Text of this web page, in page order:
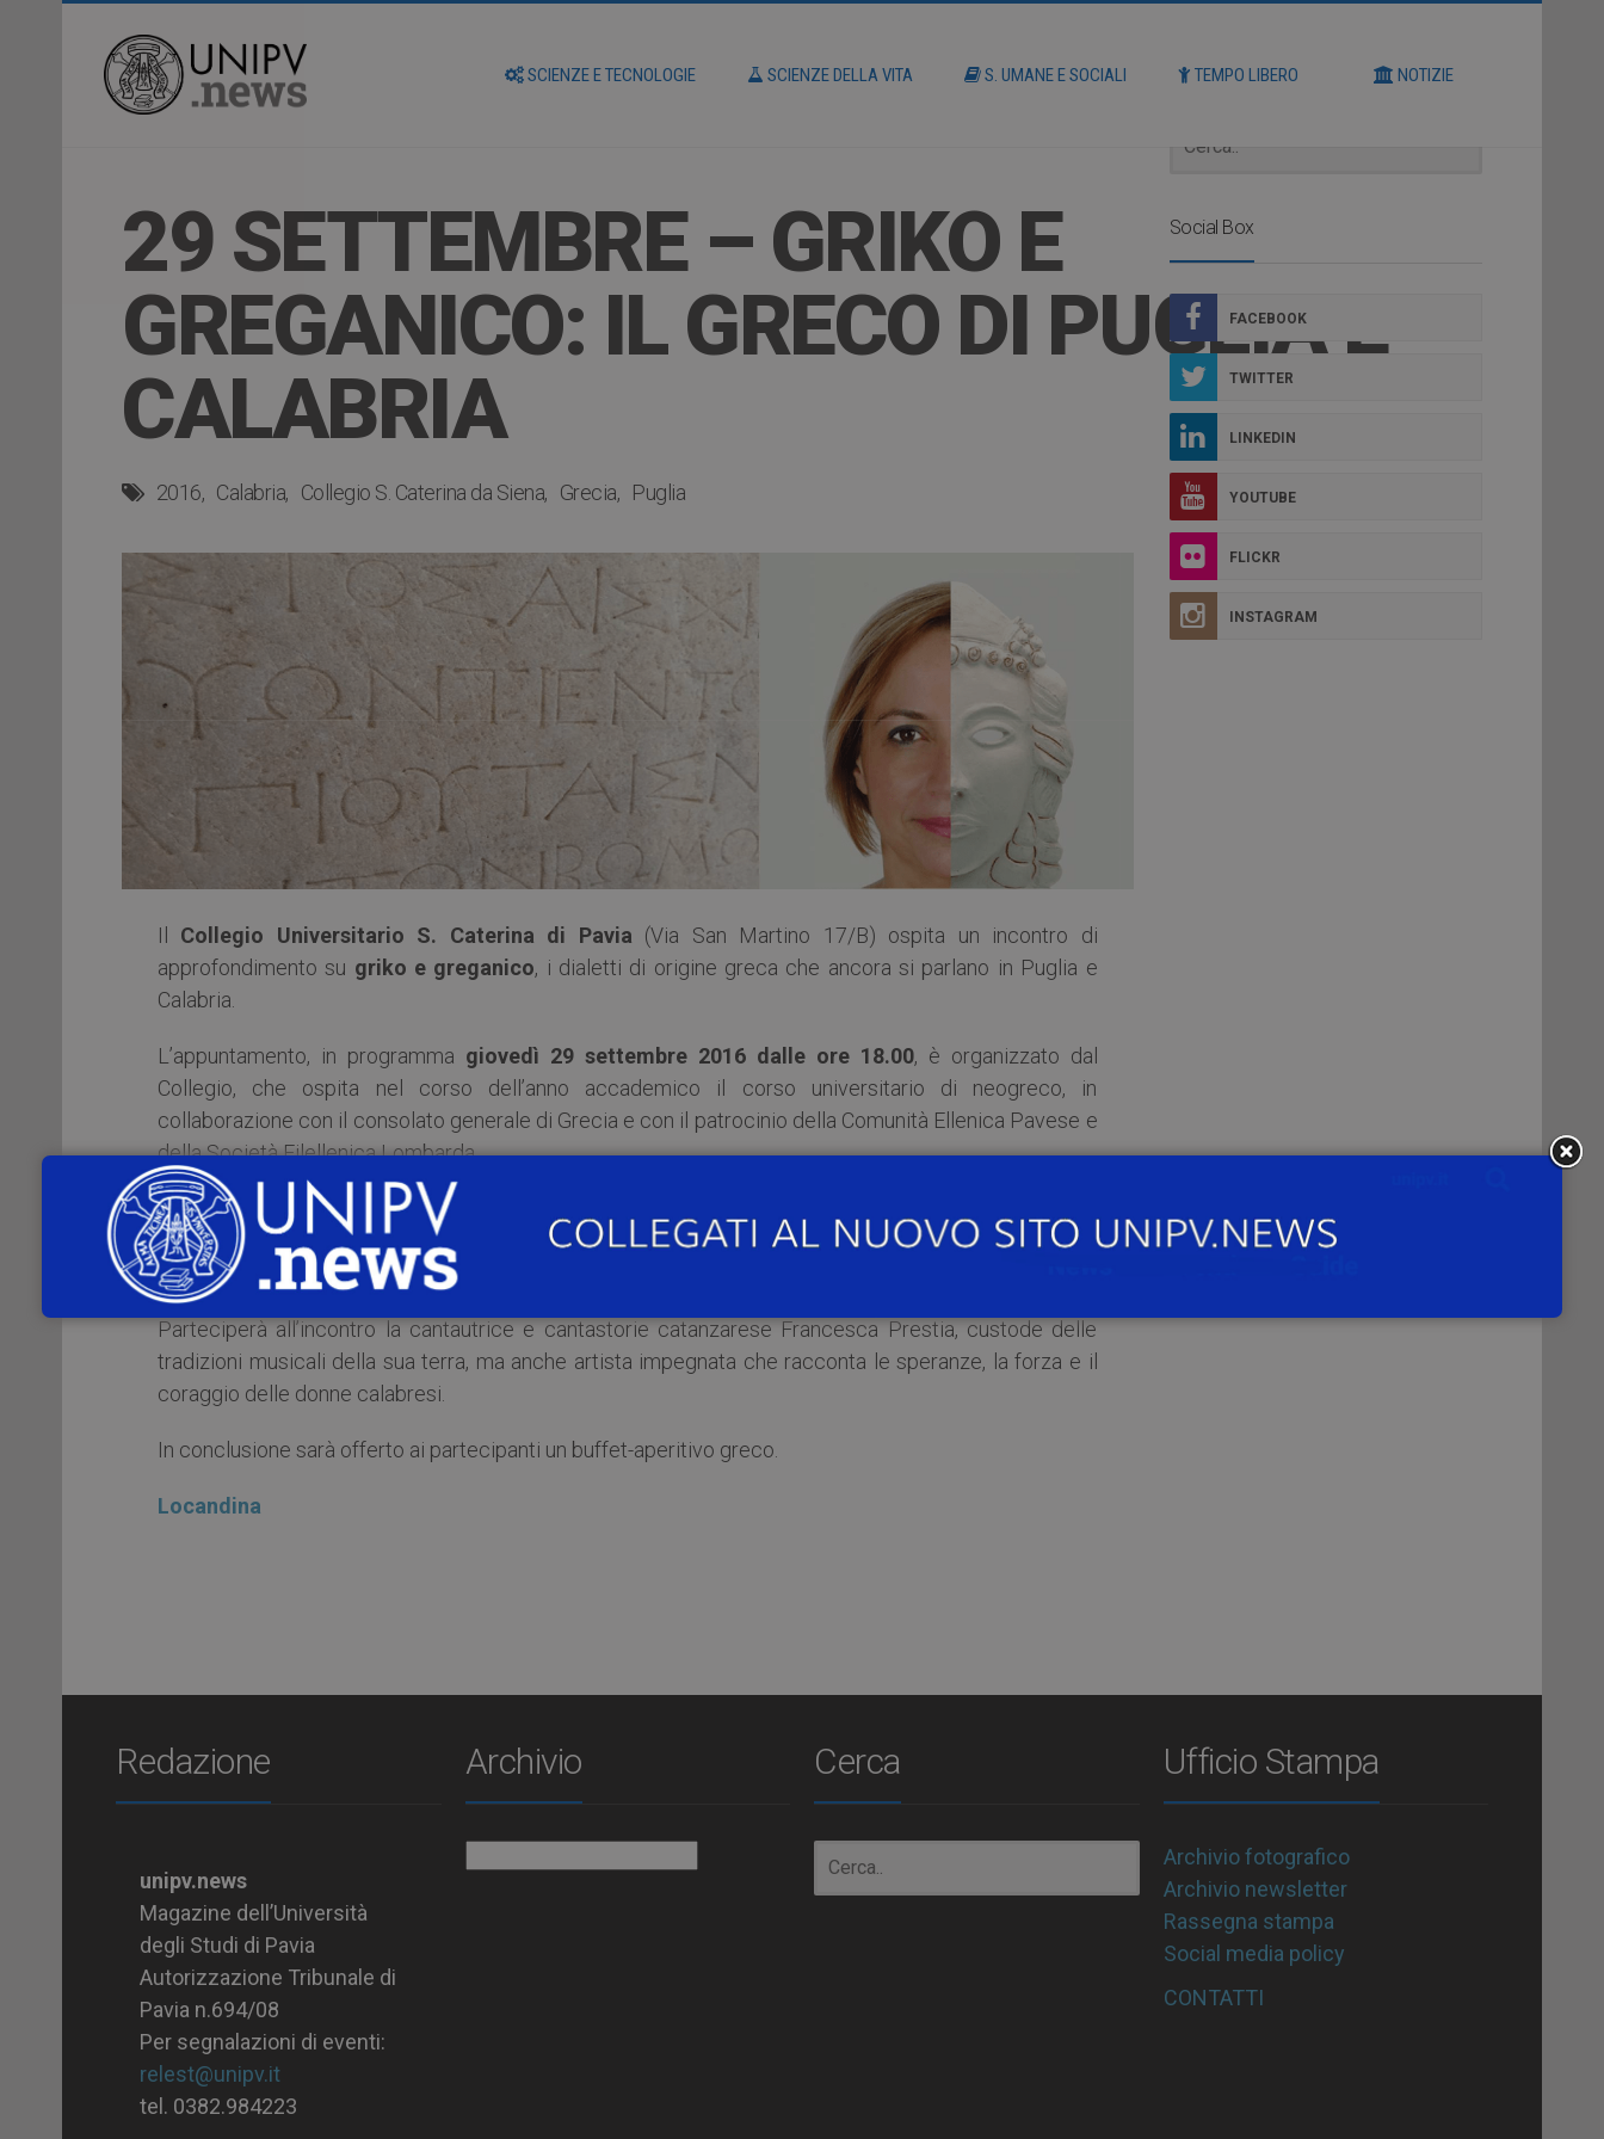
SCIENZE E TECNOLOGIE SCIENZE DELLA VITA S. UMANE E SOCIALI TEMPO LIBERO NOTIZIE
29 SETTEMBRE – GRIKO E
GREGANICO: IL GRECO DI PUGLIA E
CALABRIA
2016 Calabria Collegio S. Caterina da Siena Grecia Puglia
Il Collegio Universitario S. Caterina di Pavia (Via San Martino 17/B) ospita un incontro di
approfondimento su griko e greganico, i dialetti di origine greca che ancora si parlano in Puglia e
Calabria.
L’appuntamento, in programma giovedì 29 settembre 2016 dalle ore 18.00, è organizzato dal
Collegio, che ospita nel corso dell’anno accademico il corso universitario di neogreco, in
collaborazione con il consolato generale di Grecia e con il patrocinio della Comunità Ellenica Pavese e
della Società Filellenica Lombarda.
Interverranno Anna Beltrametti e Gilda Tentorio dell’Università degli studi di Pavia; Salvino Nucera,
poeta di lingua grecanica; Norma Schifano della University of Cambridge e l’esperto di lingua grika
Salvatore Tommasi.
Parteciperà all’incontro la cantautrice e cantastorie catanzarese Francesca Prestia, custode delle
tradizioni musicali della sua terra, ma anche artista impegnata che racconta le speranze, la forza e il
coraggio delle donne calabresi.
In conclusione sarà offerto ai partecipanti un buffet-aperitivo greco.
Locandina
Social Box
FACEBOOK
TWITTER
LINKEDIN
YOUTUBE
FLICKR
INSTAGRAM
Redazione
unipv.news
Magazine dell’Università
degli Studi di Pavia
Autorizzazione Tribunale di
Pavia n.694/08
Per segnalazioni di eventi:
relest@unipv.it
tel. 0382.984223
Archivio Cerca Ufficio Stampa
Archivio fotografico
Archivio newsletter
Rassegna stampa
Social media policy
CONTATTI